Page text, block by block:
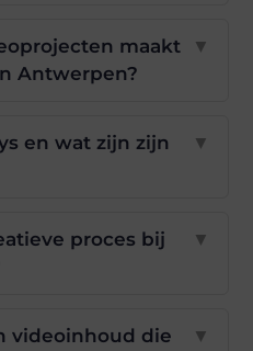
maakt
Antwerpen?
▼
en wat zijn zijn
▼
proces bij
▼
videoinhoud die
▼